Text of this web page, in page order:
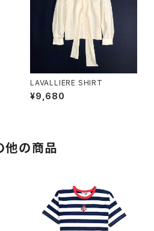
LAVALLIERE SHIRT
¥9,680
他の商品